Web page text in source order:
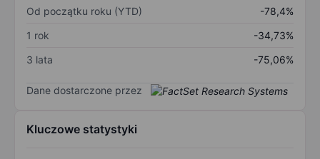
Od początku roku (YTD)
-78,4%
1 rok
-34,73%
3 lata
-75,06%
Dane dostarczone przez
Kluczowe statystyki